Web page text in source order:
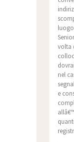
volta
nel
e